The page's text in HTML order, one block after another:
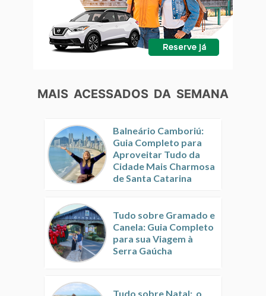
MAIS ACESSADOS DA SEMANA
Balneário Camboriú:
Guia Completo para
Aproveitar Tudo da
Cidade Mais Charmosa
de Santa Catarina
Tudo sobre Gramado e
Canela: Guia Completo
para sua Viagem à
Serra Gaúcha
Tudo sobre Natal: o